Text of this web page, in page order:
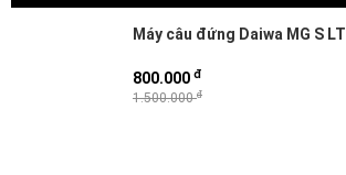
Máy câu đứng Daiwa MG S LT
1.500.000đ
800.000 đ